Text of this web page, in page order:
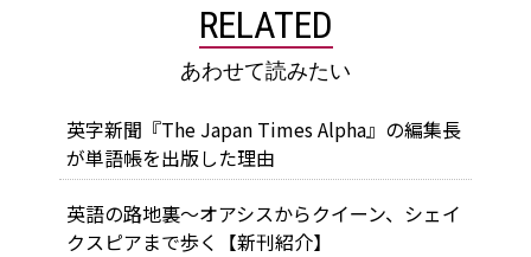
RELATED
あわせて読みたい
英字新聞『The Japan Times Alpha』の編集長
が単語帳を出版した理由
英語の路地裏～オアシスからクイーン、シェイ
クスピアまで歩く【新刊紹介】